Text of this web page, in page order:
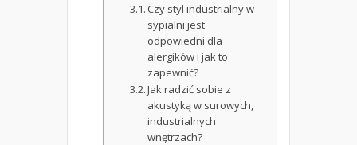
Czy styl industrialny w
sypialni jest
odpowiedni dla
alergików i jak to
zapewnić?
Jak radzić sobie z
akustyką w surowych,
industrialnych
wnętrzach?